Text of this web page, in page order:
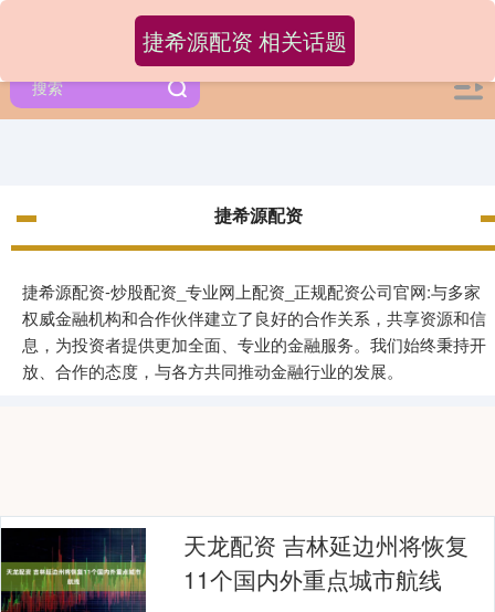
捷希源配资
捷希源配资-炒股配资_专业网上配资_正规配资公司官网:与多家
权威金融机构和合作伙伴建立了良好的合作关系，共享资源和信
息，为投资者提供更加全面、专业的金融服务。我们始终秉持开
放、合作的态度，与各方共同推动金融行业的发展。
捷希源配资 相关话题
天龙配资 吉林延边州将恢复
11个国内外重点城市航线